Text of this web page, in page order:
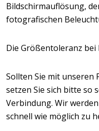
Bildschirmauflösung,
fotografischen
Die Größentoleranz bei
Sollten Sie mit unseren
setzen Sie sich bitte so
Verbindung. Wir
schnell wie möglich zu